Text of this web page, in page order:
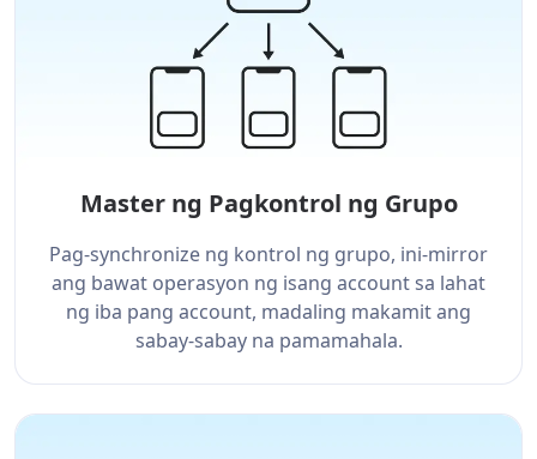
Master ng Pagkontrol ng Grupo
Pag-synchronize ng kontrol ng grupo, ini-mirror
ang bawat operasyon ng isang account sa lahat
ng iba pang account, madaling makamit ang
sabay-sabay na pamamahala.